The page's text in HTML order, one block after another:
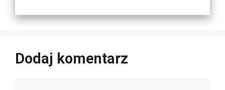
Dodaj komentarz